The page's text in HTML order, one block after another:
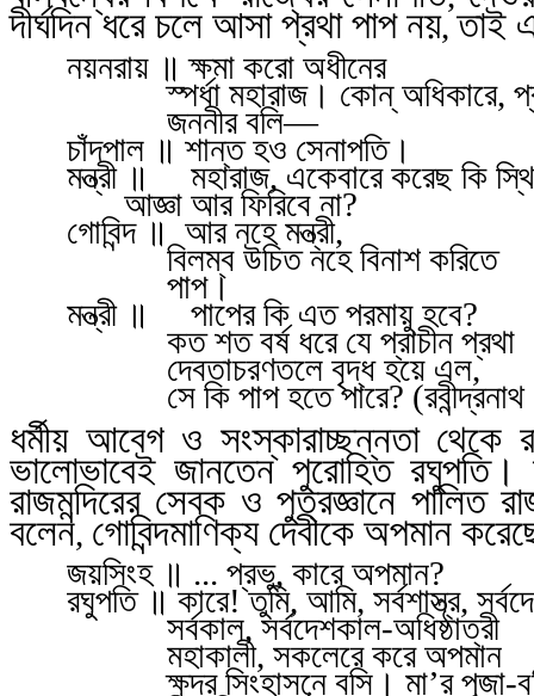
দীর্ঘদিন ধরে চলে আসা প্রথা পাপ নয়,তাই
নয়নরায় ॥ ক্ষমা করো অধীনের
স্পর্ধা মহারাজ। কোন্ অধিকারে,
জননীর বলি—
চাঁদপাল ॥ শান্ত হও সেনাপতি।
মন্ত্রী ॥ মহারাজ, একেবারে করেছ কি
আজ্ঞা আর ফিরিবে না?
গোবিন্দ ॥ আর নহে মন্ত্রী,
বিলম্ব উচিত নহে বিনাশ করিতে
পাপ।
মন্ত্রী ॥ পাপের কি এত পরমায়ু হবে?
কত শত বর্ষ ধরে যে প্রাচীন প্রথা
দেবতাচরণতলে বৃদ্ধ হয়ে এল,
সে কি পাপ হতে পারে? (রবীন্দ্রনাথ
ধর্মীয় আবেগ ও সংস্কারাচ্ছন্নতা
ভালোভাবেই জানতেন পুরোহিত রঘুপতি।
রাজমন্দিরের সেবক ও পুত্রজ্ঞানে
বলেন, গোবিন্দমাণিক্য দেবীকে অপমান
জয়সিংহ ॥ ... প্রভু, কারে অপমান?
রঘুপতি ॥ কারে! তুমি, আমি, সর্বশাস্ত্র,
সর্বকাল,সর্বদেশকাল-অধিষ্ঠাত্রী
মহাকালী, সকলেরে করে অপমান
ক্ষুদ্র সিংহাসনে বসি। মা’র পূজা-